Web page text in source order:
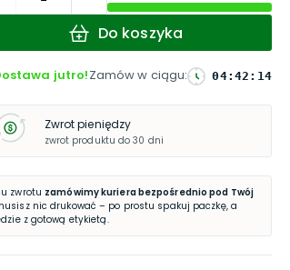
Do koszyka
jutro!Zamów w ciągu: 04: 42 : 13
Zwrot pieniędzy
zwrot produktu do 30 dni
zwrotu zamówimy kuriera bezpośrednio pod Twój
nic drukować – po prostu spakuj paczkę, a
z gotową etykietą.